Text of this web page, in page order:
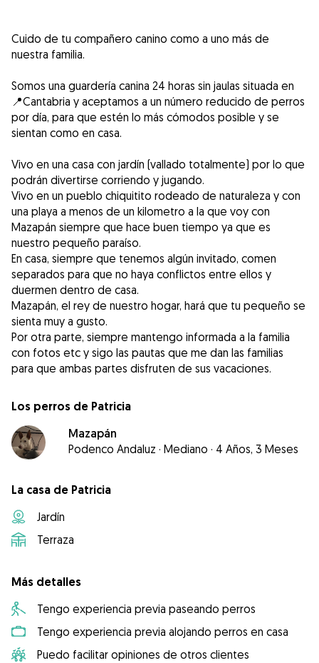
Cuido de tu compañero canino como a uno más de
nuestra familia.
Somos una guardería canina 24 horas sin jaulas situada en
📍Cantabria y aceptamos a un número reducido de perros
por día, para que estén lo más cómodos posible y se
sientan como en casa.
Vivo en una casa con jardín (vallado totalmente) por lo que
podrán divertirse corriendo y jugando.
Vivo en un pueblo chiquitito rodeado de naturaleza y con
una playa a menos de un kilometro a la que voy con
Mazapán siempre que hace buen tiempo ya que es
nuestro pequeño paraíso.
En casa, siempre que tenemos algún invitado, comen
separados para que no haya conflictos entre ellos y
duermen dentro de casa.
Mazapán, el rey de nuestro hogar, hará que tu pequeño se
sienta muy a gusto.
Por otra parte, siempre mantengo informada a la familia
con fotos etc y sigo las pautas que me dan las familias
Los perros de Patricia
Mazapán
Podenco Andaluz · Mediano · 4 Años, 3 Meses
La casa de Patricia
Jardín
Terraza
Más detalles
Tengo experiencia previa paseando perros
Tengo experiencia previa alojando perros en casa
Puedo facilitar opiniones de otros clientes